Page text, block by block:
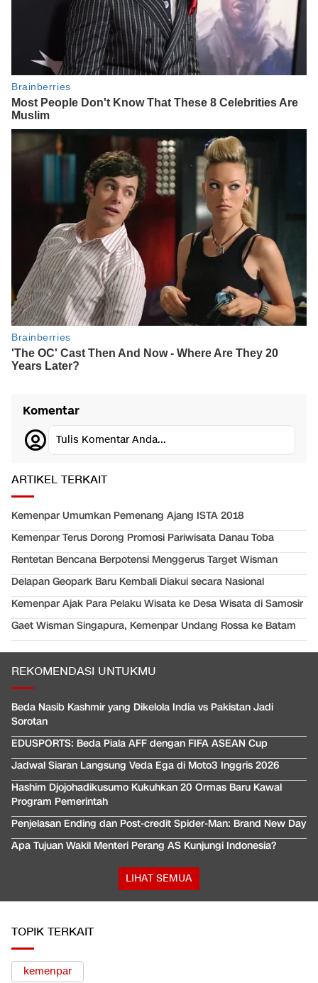
Komentar
Tulis Komentar Anda...
ARTIKEL TERKAIT
Kemenpar Umumkan Pemenang Ajang ISTA 2018
Kemenpar Terus Dorong Promosi Pariwisata Danau Toba
Rentetan Bencana Berpotensi Menggerus Target Wisman
Delapan Geopark Baru Kembali Diakui secara Nasional
Kemenpar Ajak Para Pelaku Wisata ke Desa Wisata di Samosir
Gaet Wisman Singapura, Kemenpar Undang Rossa ke Batam
REKOMENDASI UNTUKMU
Beda Nasib Kashmir yang Dikelola India vs Pakistan Jadi
Sorotan
EDUSPORTS: Beda Piala AFF dengan FIFA ASEAN Cup
Jadwal Siaran Langsung Veda Ega di Moto3 Inggris 2026
Hashim Djojohadikusumo Kukuhkan 20 Ormas Baru Kawal
Program Pemerintah
Penjelasan Ending dan Post-credit Spider-Man: Brand New Day
Apa Tujuan Wakil Menteri Perang AS Kunjungi Indonesia?
LIHAT SEMUA
TOPIK TERKAIT
kemenpar